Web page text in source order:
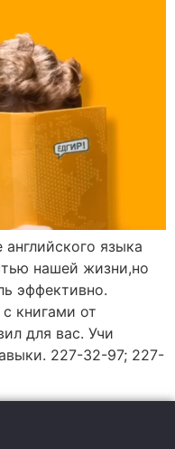
языка
нашей жизни,но
эффективно.
книгами от
для вас. Учи
227-32-97; 227-